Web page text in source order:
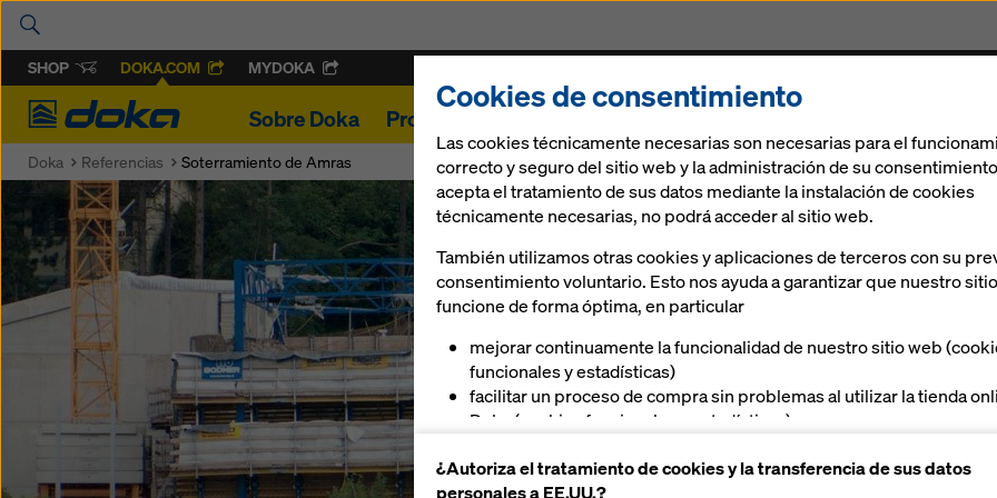
SHOP DOKA.COM MYDOKA
Doka
Sobre Doka Proyectos
Doka Referencias Soterramiento de Amras
Cookies de consentimiento
Las cookies técnicamente necesarias son necesarias para el
correcto y seguro del sitio web y la administración de su
acepta el tratamiento de sus datos mediante la instalación de cookies
técnicamente necesarias, no podrá acceder al sitio web.
También utilizamos otras cookies y aplicaciones de terceros con su
consentimiento voluntario. Esto nos ayuda a garantizar que nuestro
funcione de forma óptima, en particular
mejorar continuamente la funcionalidad de nuestro sitio web
funcionales y estadísticas)
facilitar un proceso de compra sin problemas al utilizar la tienda
Doka (cookies funcionales y estadísticas),
plataformas (cookies de marketing)
¿Autoriza el tratamiento de cookies y la transferencia de sus datos
personales a EE.UU.?